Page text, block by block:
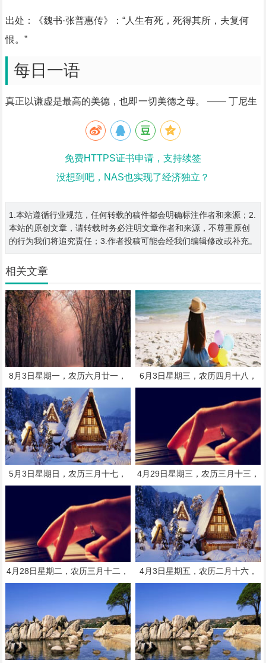
出处：《魏书·张普惠传》：“人生有死，死得其所，夫复何
恨。”
每日一语
真正以谦虚是最高的美德，也即一切美德之母。 —— 丁尼生
免费HTTPS证书申请，支持续签
没想到吧，NAS也实现了经济独立？
1.本站遵循行业规范，任何转载的稿件都会明确标注作者和来源；2.
本站的原创文章，请转载时务必注明文章作者和来源，不尊重原创
的行为我们将追究责任；3.作者投稿可能会经我们编辑修改或补充。
相关文章
8月3日星期一，农历六月廿一，
工作愉快，平安喜乐
6月3日星期三，农历四月十八，
工作愉快，平安喜乐
5月3日星期日，农历三月十七，
工作愉快，平安喜乐
4月29日星期三，农历三月十三，
工作愉快，平安喜乐
4月28日星期二，农历三月十二，
工作愉快，平安喜乐
4月3日星期五，农历二月十六，
工作愉快，平安喜乐